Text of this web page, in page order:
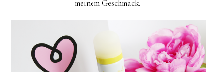
meinem Geschmack.